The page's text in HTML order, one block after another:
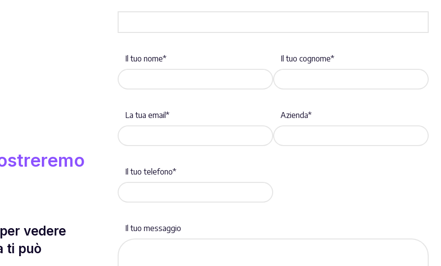
vedere
ti può
Il tuo nome* Il tuo cognome*
La tua email* Azienda*
Il tuo telefono*
Il tuo messaggio